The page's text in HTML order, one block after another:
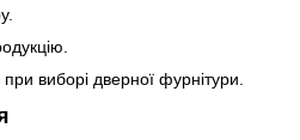
при виборі дверної фурнітури.